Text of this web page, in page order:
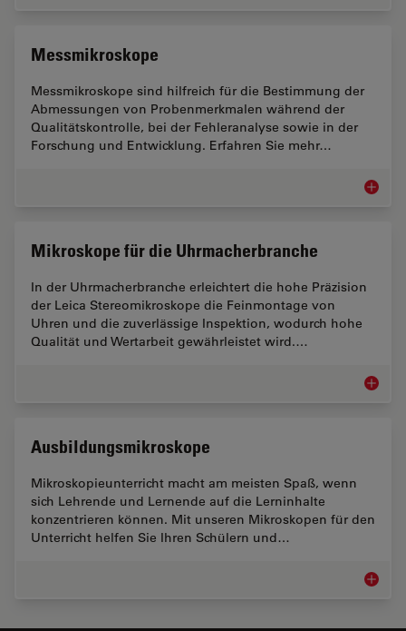
Messmikroskope
Messmikroskope sind hilfreich für die Bestimmung der
Abmessungen von Probenmerkmalen während der
Qualitätskontrolle, bei der Fehleranalyse sowie in der
Forschung und Entwicklung. Erfahren Sie mehr…
Mikroskope für die Uhrmacherbranche
In der Uhrmacherbranche erleichtert die hohe Präzision
der Leica Stereomikroskope die Feinmontage von
Uhren und die zuverlässige Inspektion, wodurch hohe
Qualität und Wertarbeit gewährleistet wird.…
Ausbildungsmikroskope
Mikroskopieunterricht macht am meisten Spaß, wenn
sich Lehrende und Lernende auf die Lerninhalte
konzentrieren können. Mit unseren Mikroskopen für den
Unterricht helfen Sie Ihren Schülern und…